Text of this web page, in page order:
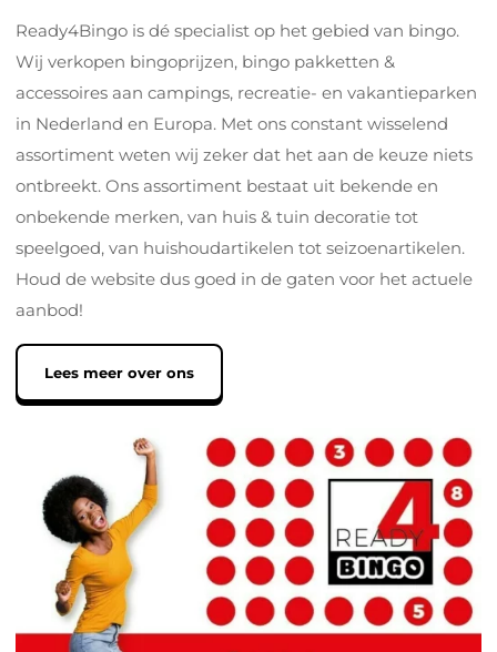
Ready4Bingo is dé specialist op het gebied van bingo.
Wij verkopen bingoprijzen, bingo pakketten &
accessoires aan campings, recreatie- en vakantieparken
in Nederland en Europa. Met ons constant wisselend
assortiment weten wij zeker dat het aan de keuze niets
ontbreekt. Ons assortiment bestaat uit bekende en
onbekende merken, van huis & tuin decoratie tot
speelgoed, van huishoudartikelen tot seizoenartikelen.
Houd de website dus goed in de gaten voor het actuele
aanbod!
Lees meer over ons